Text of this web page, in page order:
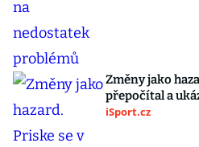
Změny jako
přepočítal a
iSport.cz